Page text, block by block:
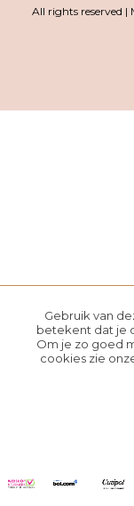
All rights reserved |
Gebruik van
betekent dat je
Om je zo goed
cookies zie